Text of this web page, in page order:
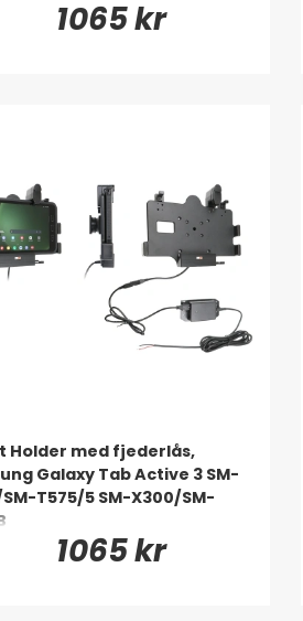
1065 kr
Holder med fjederlås,
Galaxy Tab Active 3 SM-
T575/5 SM-X300/SM-
1065 kr